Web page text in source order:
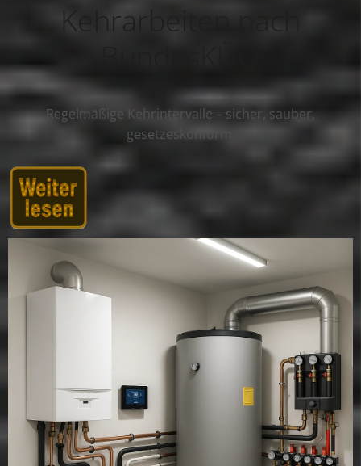
Kehrarbeiten nach
Regelmäßige Kehrintervalle – sicher, sauber,
gesetzeskonform.